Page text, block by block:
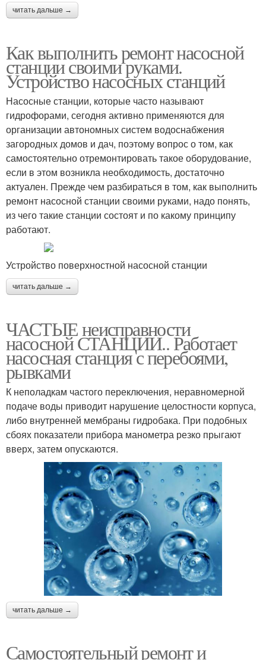
читать дальше →
Как выполнить ремонт насосной
станции своими руками.
Устройство насосных станций
Насосные станции, которые часто называют
гидрофорами, сегодня активно применяются для
организации автономных систем водоснабжения
загородных домов и дач, поэтому вопрос о том, как
самостоятельно отремонтировать такое оборудование,
если в этом возникла необходимость, достаточно
актуален. Прежде чем разбираться в том, как выполнить
ремонт насосной станции своими руками, надо понять,
из чего такие станции состоят и по какому принципу
работают.
Устройство поверхностной насосной станции
читать дальше →
ЧАСТЫЕ неисправности
насосной СТАНЦИИ.. Работает
насосная станция с перебоями,
рывками
К неполадкам частого переключения, неравномерной
подаче воды приводит нарушение целостности корпуса,
либо внутренней мембраны гидробака. При подобных
сбоях показатели прибора манометра резко прыгают
вверх, затем опускаются.
читать дальше →
Самостоятельный ремонт и